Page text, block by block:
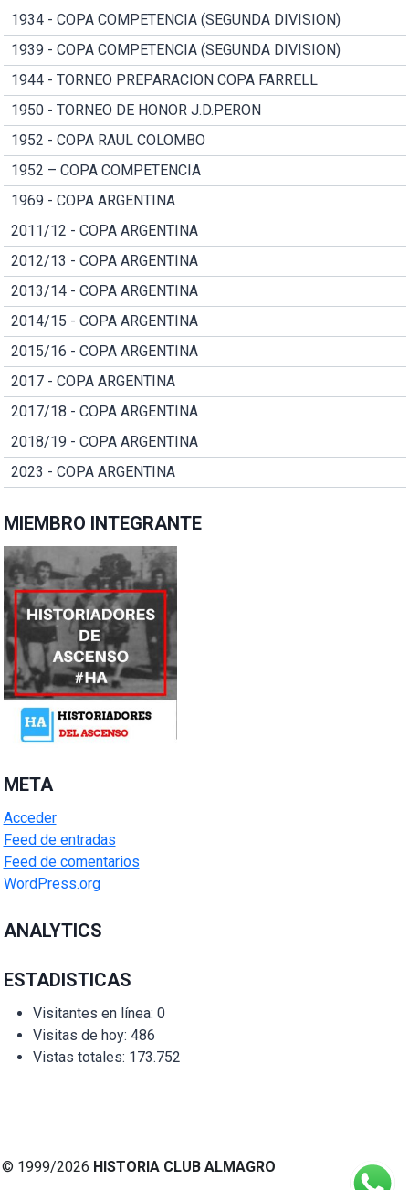
1934 - COPA COMPETENCIA (SEGUNDA DIVISION)
1939 - COPA COMPETENCIA (SEGUNDA DIVISION)
1944 - TORNEO PREPARACION COPA FARRELL
1950 - TORNEO DE HONOR J.D.PERON
1952 - COPA RAUL COLOMBO
1952 – COPA COMPETENCIA
1969 - COPA ARGENTINA
2011/12 - COPA ARGENTINA
2012/13 - COPA ARGENTINA
2013/14 - COPA ARGENTINA
2014/15 - COPA ARGENTINA
2015/16 - COPA ARGENTINA
2017 - COPA ARGENTINA
2017/18 - COPA ARGENTINA
2018/19 - COPA ARGENTINA
2023 - COPA ARGENTINA
MIEMBRO INTEGRANTE
META
Acceder
Feed de entradas
Feed de comentarios
WordPress.org
ANALYTICS
ESTADISTICAS
Visitantes en línea: 0
Visitas de hoy: 486
Vistas totales: 173.752
© 1999/2026 HISTORIA CLUB ALMAGRO